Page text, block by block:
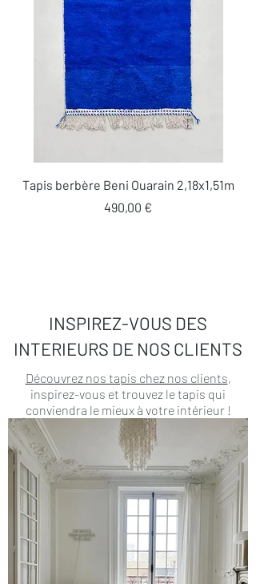
Tapis berbère Beni Ouarain 2,18x1,51m
Prix
490,00 €
INSPIREZ-VOUS DES
INTERIEURS DE NOS CLIENTS
Découvrez nos tapis chez nos clients,
inspirez-vous et trouvez le tapis qui
conviendra le mieux à votre intérieur !